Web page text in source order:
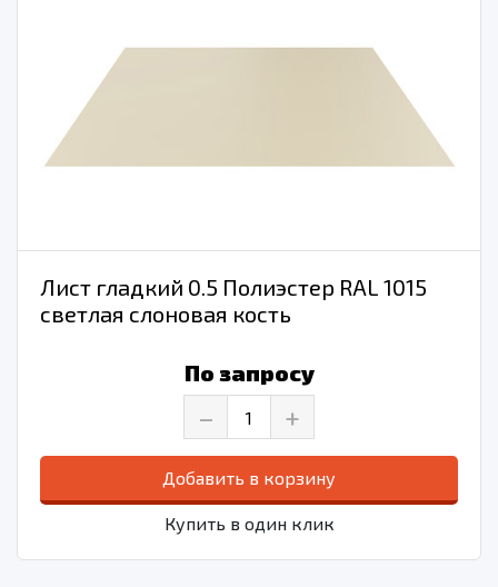
Лист гладкий 0.5 Полиэстер RAL 1015
светлая слоновая кость
По запросу
– +
Добавить в корзину
Купить в один клик